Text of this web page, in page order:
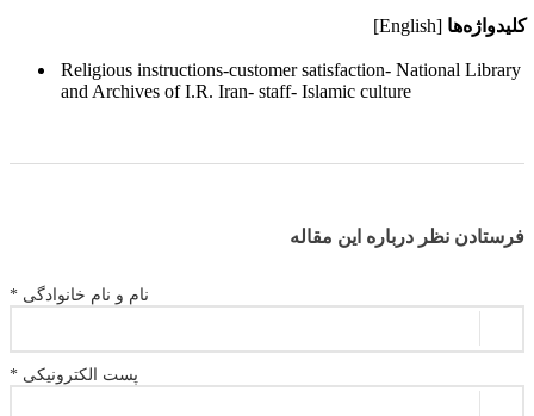
کلیدواژه‌ها [English]
Religious instructions-customer satisfaction- National Library
and Archives of I.R. Iran- staff- Islamic culture
فرستادن نظر درباره این مقاله
نام و نام خانوادگی *
پست الکترونیکی *